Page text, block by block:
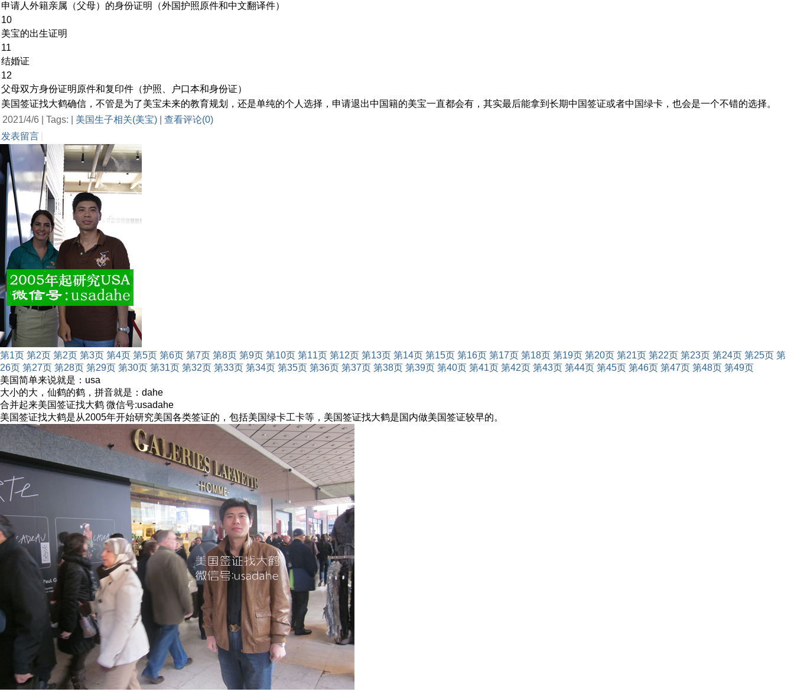
申请人外籍亲属（父母）的身份证明（外国护照原件和中文翻译件）
10
美宝的出生证明
11
结婚证
12
父母双方身份证明原件和复印件（护照、户口本和身份证）
美国签证找大鹤确信，不管是为了美宝未来的教育规划，还是单纯的个人选择，申请退出中国籍的美宝一直都会有，其实最后能拿到长期中国签证或者中国绿卡，也会是一个不错的选择。
2021/4/6 | Tags: | 美国生子相关(美宝)
查看评论(0)
发表留言
第1页 第2页 第2页 第3页 第4页 第5页 第6页 第7页 第8页 第9页 第10页 第11页 第12页 第13页 第14页 第15页 第16页 第17页 第18页 第19页 第20页 第21页 第22页 第23页 第24页 第25页 第
26页 第27页 第28页 第29页 第30页 第31页 第32页 第33页 第34页 第35页 第36页 第37页 第38页 第39页 第40页 第41页 第42页 第43页 第44页 第45页 第46页 第47页 第48页 第49页
美国简单来说就是：usa
大小的大，仙鹤的鹤，拼音就是：dahe
合并起来美国签证找大鹤 微信号:usadahe
美国签证找大鹤是从2005年开始研究美国各类签证的，包括美国绿卡工卡等，美国签证找大鹤是国内做美国签证较早的。